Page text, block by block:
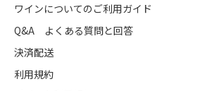
ワインについてのご利用ガイド
Q&A よくある質問と回答
決済配送
利用規約